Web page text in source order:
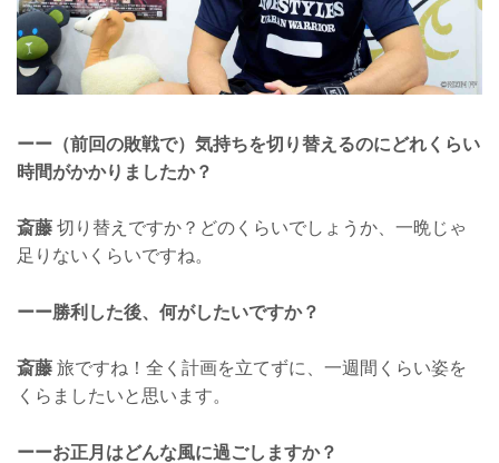
ーー（前回の敗戦で）気持ちを切り替えるのにどれくらい
時間がかかりましたか？
斎藤 切り替えですか？どのくらいでしょうか、一晩じゃ
足りないくらいですね。
ーー勝利した後、何がしたいですか？
斎藤 旅ですね！全く計画を立てずに、一週間くらい姿を
くらましたいと思います。
ーーお正月はどんな風に過ごしますか？